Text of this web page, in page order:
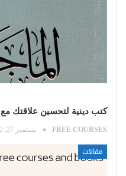
كتب دينية لتحسين علاقتك مع
FREE COURSES سبتمبر 27, 2022
مقالات